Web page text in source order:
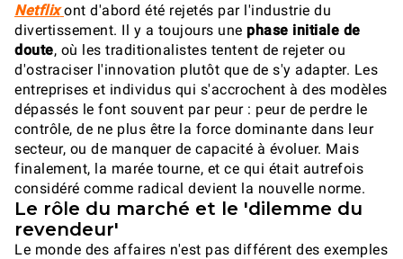
Netflix ont d'abord été rejetés par l'industrie du
divertissement. Il y a toujours une phase initiale de
doute, où les traditionalistes tentent de rejeter ou
d'ostraciser l'innovation plutôt que de s'y adapter. Les
entreprises et individus qui s'accrochent à des modèles
dépassés le font souvent par peur : peur de perdre le
contrôle, de ne plus être la force dominante dans leur
secteur, ou de manquer de capacité à évoluer. Mais
finalement, la marée tourne, et ce qui était autrefois
considéré comme radical devient la nouvelle norme.
Le rôle du marché et le 'dilemme du
revendeur'
Le monde des affaires n'est pas différent des exemples